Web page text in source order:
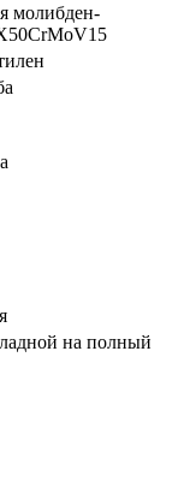
молибден-
на полный